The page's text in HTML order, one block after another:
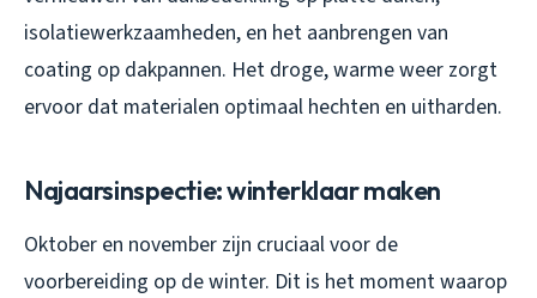
isolatiewerkzaamheden, en het aanbrengen van
coating op dakpannen. Het droge, warme weer zorgt
ervoor dat materialen optimaal hechten en uitharden.
Najaarsinspectie: winterklaar maken
Oktober en november zijn cruciaal voor de
voorbereiding op de winter. Dit is het moment waarop